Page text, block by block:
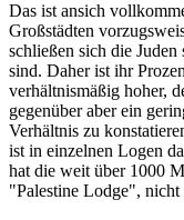
Das ist ansich
Großstädten
schließen sich die
sind. Daher ist ihr
verhältnismäßig hoher,
gegenüber aber ein
Verhältnis zu
ist in einzelnen Logen
hat die weit über 1000
"Palestine Lodge",